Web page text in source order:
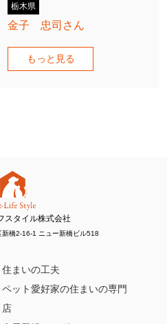
栃木県
金子 忠司さん
もっと見る
スタイル株式会社
橋2-16-1 ニュー新橋ビル518
住まいの工夫
ペット愛好家の住まいの専門
店